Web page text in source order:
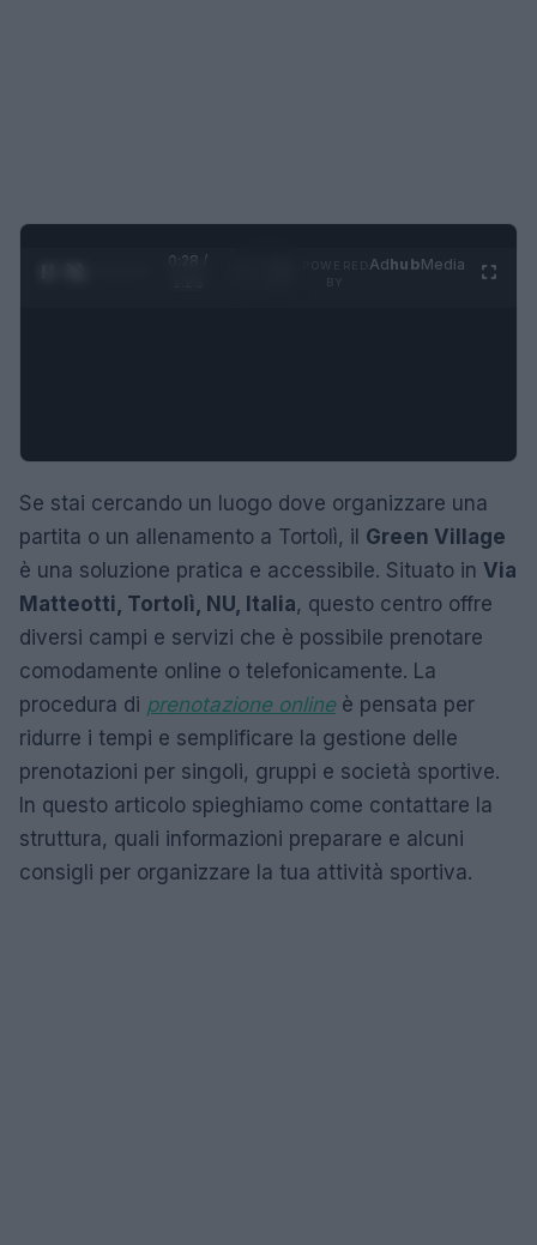
0:29 /
AdhubMedia
Se stai cercando un luogo dove organizzare una
partita o un allenamento a Tortolì, il Green Village
è una soluzione pratica e accessibile. Situato in Via
Matteotti, Tortolì, NU, Italia, questo centro offre
diversi campi e servizi che è possibile prenotare
comodamente online o telefonicamente. La
procedura di prenotazione onlineè pensata per
ridurre i tempi e semplificare la gestione delle
prenotazioni per singoli, gruppi e società sportive.
In questo articolo spieghiamo come contattare la
struttura, quali informazioni preparare e alcuni
consigli per organizzare la tua attività sportiva.